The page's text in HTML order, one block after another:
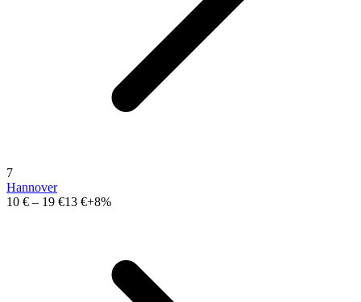
7
Hannover
10 € – 19 €13 €+8%